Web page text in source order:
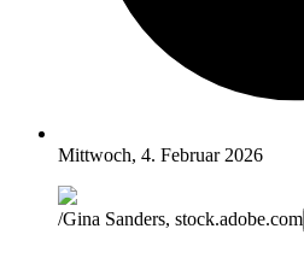
Mittwoch, 4. Februar 2026
/Gina Sanders, stock.adobe.com